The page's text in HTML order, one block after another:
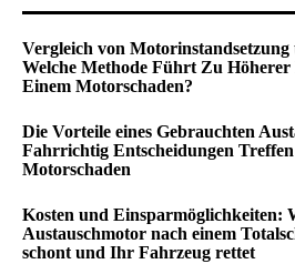
Vergleich von
Welche Methode Führt Zu
Einem Motorschaden?
Die Vorteile eines Gebrauchten
Fahrrichtig Entscheidungen
Motorschaden
Kosten und Einsparmöglichkeiten:
Austauschmotor nach einem
schont und Ihr Fahrzeug rettet